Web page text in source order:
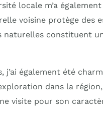
locale m’a
voisine protège des
naturelles constituent
j’ai également été
dans la région,
visite pour son